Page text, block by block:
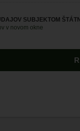
SUBJEKTOM
v novom okne